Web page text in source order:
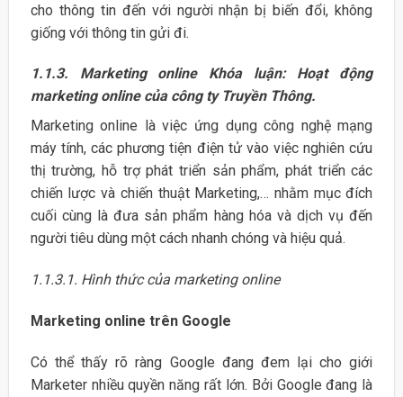
cho thông tin đến với người nhận bị biến đổi, không
giống với thông tin gửi đi.
1.1.3. Marketing online Khóa luận: Hoạt động
marketing online của công ty Truyền Thông.
Marketing online là việc ứng dụng công nghệ mạng
máy tính, các phương tiện điện tử vào việc nghiên cứu
thị trường, hỗ trợ phát triển sản phẩm, phát triển các
chiến lược và chiến thuật Marketing,… nhằm mục đích
cuối cùng là đưa sản phẩm hàng hóa và dịch vụ đến
người tiêu dùng một cách nhanh chóng và hiệu quả.
1.1.3.1. Hình thức của marketing online
Marketing online trên Google
Có thể thấy rõ ràng Google đang đem lại cho giới
Marketer nhiều quyền năng rất lớn. Bởi Google đang là